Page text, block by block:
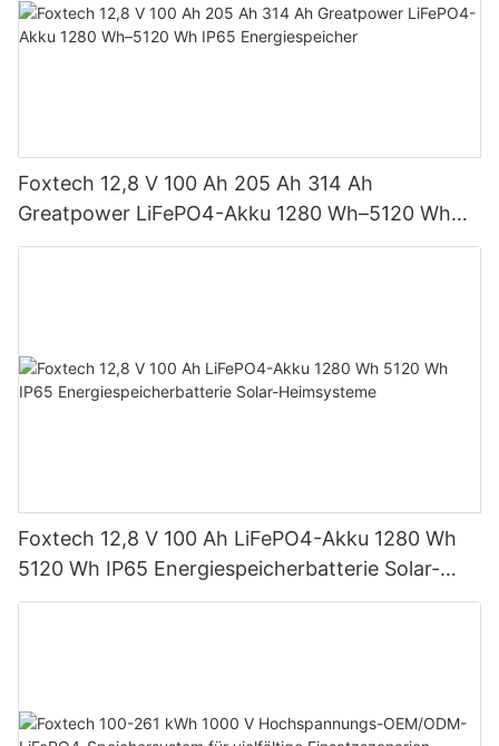
Foxtech 12,8 V 100 Ah 205 Ah 314 Ah
Greatpower LiFePO4-Akku 1280 Wh–5120 Wh
IP65 Energiespeicher
Foxtech 12,8 V 100 Ah LiFePO4-Akku 1280 Wh
5120 Wh IP65 Energiespeicherbatterie Solar-
Heimsysteme